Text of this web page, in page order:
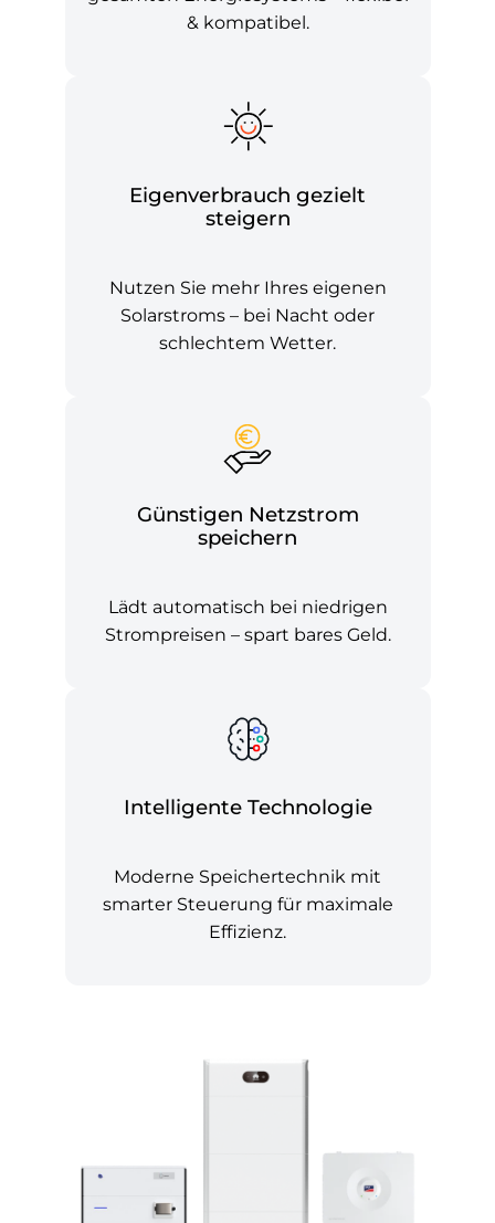
& kompatibel.
Eigenverbrauch gezielt
steigern
Nutzen Sie mehr Ihres eigenen
Solarstroms – bei Nacht oder
schlechtem Wetter.
Günstigen Netzstrom
speichern
Lädt automatisch bei niedrigen
Strompreisen – spart bares Geld.
Intelligente Technologie
Moderne Speichertechnik mit
smarter Steuerung für maximale
Effizienz.